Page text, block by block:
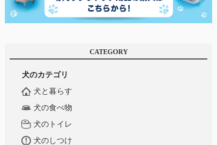
CATEGORY
犬のカテゴリ
犬と暮らす
犬の食べ物
犬のトイレ
犬のしつけ